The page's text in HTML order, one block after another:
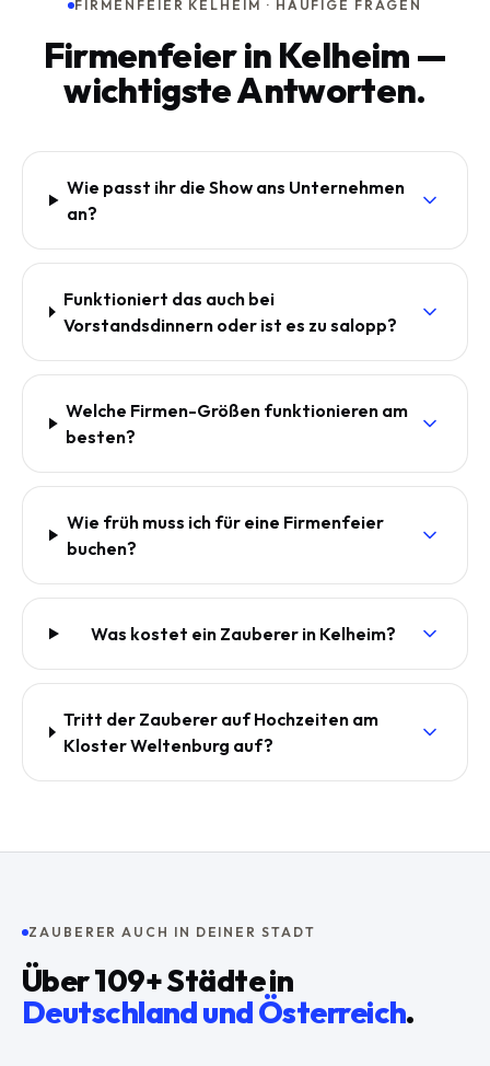
FIRMENFEIER KELHEIM · HÄUFIGE FRAGEN
Firmenfeier in Kelheim —
wichtigste Antworten.
Wie passt ihr die Show ans Unternehmen
an?
Funktioniert das auch bei
Vorstandsdinnern oder ist es zu salopp?
Welche Firmen-Größen funktionieren am
besten?
Wie früh muss ich für eine Firmenfeier
buchen?
Was kostet ein Zauberer in Kelheim?
Tritt der Zauberer auf Hochzeiten am
Kloster Weltenburg auf?
ZAUBERER AUCH IN DEINER STADT
Über109+ Städte in
Deutschland und Österreich.